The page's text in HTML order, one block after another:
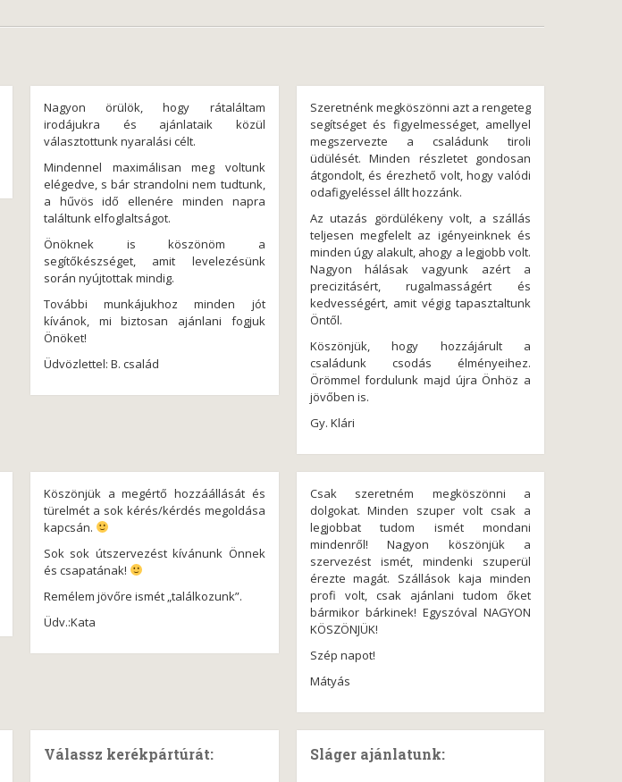
Nagyon örülök, hogy rátaláltam
irodájukra és ajánlataik közül
választottunk nyaralási célt.
Mindennel maximálisan meg voltunk
elégedve, s bár strandolni nem tudtunk,
a hűvös idő ellenére minden napra
találtunk elfoglaltságot.
Önöknek is köszönöm a
segítőkészséget, amit levelezésünk
során nyújtottak mindig.
További munkájukhoz minden jót
kívánok, mi biztosan ajánlani fogjuk
Önöket!
Üdvözlettel: B. család
Szeretnénk megköszönni azt a rengeteg
segítséget és figyelmességet, amellyel
megszervezte a családunk tiroli
üdülését. Minden részletet gondosan
átgondolt, és érezhető volt, hogy valódi
odafigyeléssel állt hozzánk.
Az utazás gördülékeny volt, a szállás
teljesen megfelelt az igényeinknek és
minden úgy alakult, ahogy a legjobb volt.
Nagyon hálásak vagyunk azért a
precizitásért, rugalmasságért és
kedvességért, amit végig tapasztaltunk
Öntől.
Köszönjük, hogy hozzájárult a
családunk csodás élményeihez.
Örömmel fordulunk majd újra Önhöz a
jövőben is.
Gy. Klári
Köszönjük a megértő hozzáállását és
türelmét a sok kérés/kérdés megoldása
kapcsán.
Sok sok útszervezést kívánunk Önnek
és csapatának!
Remélem jövőre ismét „találkozunk”.
Üdv.:Kata
Csak szeretném megköszönni a
dolgokat. Minden szuper volt csak a
legjobbat tudom ismét mondani
mindenről! Nagyon köszönjük a
szervezést ismét, mindenki szuperül
érezte magát. Szállások kaja minden
profi volt, csak ajánlani tudom őket
bármikor bárkinek! Egyszóval NAGYON
KÖSZÖNJÜK!
Szép napot!
Mátyás
Válassz kerékpártúrát: Sláger ajánlatunk: